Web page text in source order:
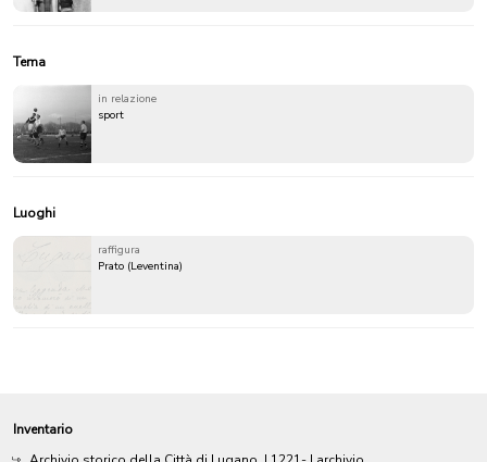
Tema
in relazione
sport
Luoghi
raffigura
Prato (Leventina)
Inventario